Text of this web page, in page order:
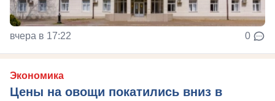
вчера в 17:22 0
Экономика
Цены на овощи покатились вниз в